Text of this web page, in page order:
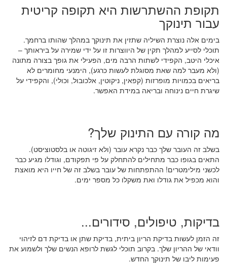
תקופת ההשתרשות היא תקופה קריטית
עבור תינוקך
בימים אלה נוצרת השיליה שתזין את תינוקך במהלך שהותו ברחמך.
תוכלי לסייע למהלך תקין של היווצרות זו על ידי שמירה על ביראותך –
איכלי היטב, הקפידי לשתות הרבה מים, הפעילי את גופך בצורה מתונה
(ולא מעבר למה שאת מסוגלת לעשות כרגע), הימנעי מחומרים לא
בריאים בכמויות מופרזות (קפאין, ניקוטין, אלכובול, וכולי), והקפידי על
שיגרת חיים נינוחה ובריאה במידת האפשר.
מה קורה עם התינוק שלך?
בשלב זה העובר שלך כבר נקרא עובר (ולא זיגוטה או בלסטוציסט).
התאים בגופו כבר מתחילים להתחלק על פי תפקודם, וגודלו מגיע כבר
לכשני מילימטרים! ההתפתחות של עובר בשלב זה של חייו היא מואצת
והוא מכפיל את גודלו ואת משקלו כל מספר ימים.
בדיקות, טיפולים, סידורים...
זה הזמן לעשות בדיקת הריון ביתית, בדיקת שתן או בדיקת דם לזיהוי
וודאי של ההריון שלך. בקרוב תוכלי לגשת לרופא הנשים שלך ולשמוע את
פעימות ליבו של תינוקך החדש.